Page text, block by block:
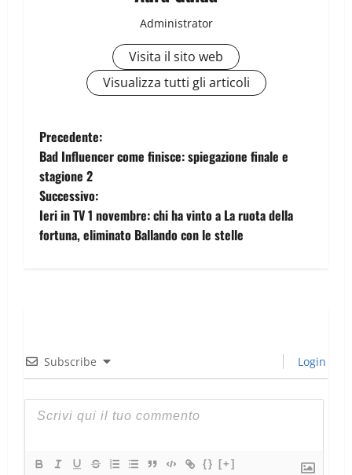
Administrator
Visita il sito web
Visualizza tutti gli articoli
Precedente:
Bad Influencer come finisce: spiegazione finale e
stagione 2
Successivo:
Ieri in TV 1 novembre: chi ha vinto a La ruota della
fortuna, eliminato Ballando con le stelle
Subscribe Login
{} [+]